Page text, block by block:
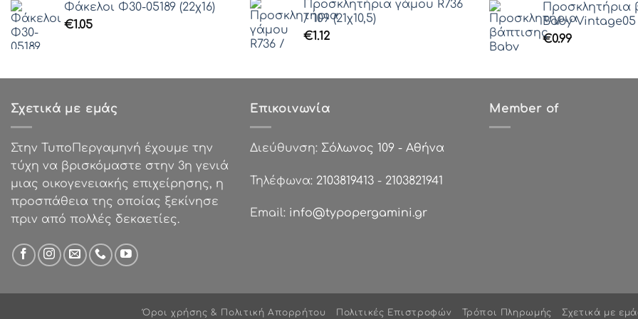
Γραμματοσειρά 41
Γραμματοσειρά 42
Γραμματοσειρά 43
Γραμματοσειρά 47
Γραμματοσειρά 48
Γραμματοσειρά 49
Γραμματοσειρά 50
Γραμματοσειρά 51
Γραμματοσειρά 52
Γραμματοσειρά 53
Γραμματοσειρά 55
Γραμματοσειρά 56
Φάκελοι Φ30-05189 (22χ16)
€1.05
Προσκλητήρια γάμου R736
/ 109 (21χ10,5)
€1.12
Προσκλητήρια
Baby Vintage05
€0.99
Σχετικά με εμάς
Στην ΤυποΠεργαμηνή έχουμε την
τύχη να βρισκόμαστε στην 3η γενιά
μιας οικογενειακής επιχείρησης, η
προσπάθεια της οποίας ξεκίνησε
πριν από πολλές δεκαετίες.
Επικοινωνία
Διεύθυνση: Σόλωνος 109 - Αθήνα
Τηλέφωνα: 2103819413 - 2103821941
Email: info@typopergamini.gr
Member of
Όροι χρήσης & Πολιτική Απορρήτου Πολιτικές Επιστροφών Τρόποι Πληρωμής Σχετικά με